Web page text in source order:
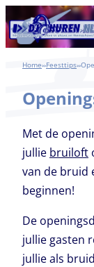
naar
de
inhoud
Home>>Feesttips>>
Met de
jullie bruiloft
van de bruid
beginnen!
De
jullie gasten
jullie als